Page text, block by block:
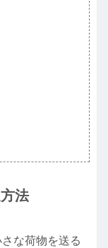
法
な荷物を送る